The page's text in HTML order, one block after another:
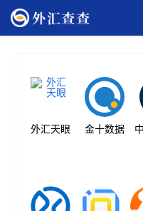
外汇天眼 金十数据